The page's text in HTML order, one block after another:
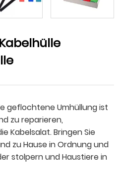
geflochtene Umhüllung ist
zu reparieren,
Kabelsalat. Bringen Sie
zu Hause in Ordnung und
stolpern und Haustiere in